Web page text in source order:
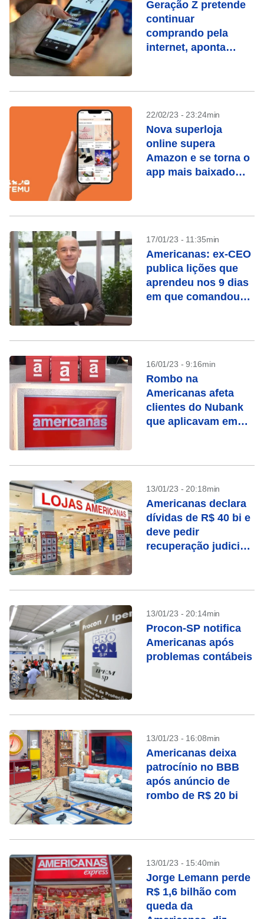
Geração Z pretende
continuar
comprando pela
internet, aponta
22/02/23 - 23:24min
Nova superloja
online supera
Amazon e se torna o
app mais baixado
17/01/23 - 11:35min
Americanas: ex-CEO
publica lições que
aprendeu nos 9 dias
em que comandou
16/01/23 - 9:16min
Rombo na
Americanas afeta
clientes do Nubank
que aplicavam em
13/01/23 - 20:18min
Americanas declara
dívidas de R$ 40 bi e
deve pedir
recuperação judicial,
13/01/23 - 20:14min
Procon-SP notifica
Americanas após
problemas contábeis
13/01/23 - 16:08min
Americanas deixa
patrocínio no BBB
após anúncio de
rombo de R$ 20 bi
13/01/23 - 15:40min
Jorge Lemann perde
R$ 1,6 bilhão com
queda da